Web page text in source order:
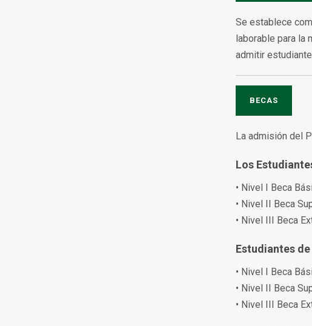
Se establece
laborable para la
admitir
BECAS
La admisión del
Los
• Nivel I Beca
• Nivel II Beca
• Nivel III Beca
Estudiantes
• Nivel I Beca
• Nivel II Beca
• Nivel III Beca